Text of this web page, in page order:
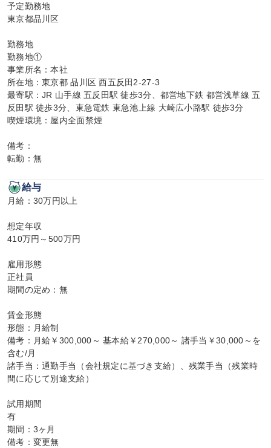
予定勤務地
東京都品川区
勤務地
勤務地①
事業所名：本社
所在地：東京都 品川区 西五反田2-27-3
最寄駅：JR 山手線 五反田駅 徒歩3分、都営地下鉄 都営浅草線 五
反田駅 徒歩3分、東急電鉄 東急池上線 大崎広小路駅 徒歩3分
喫煙環境：屋内全面禁煙
備考：
転勤：無
給与
月給：30万円以上
想定年収
410万円～500万円
雇用形態
正社員
期間の定め：無
賃金形態
形態：月給制
備考：月給￥300,000～ 基本給￥270,000～ 諸手当￥30,000～を
含む/月
諸手当：通勤手当（会社規定に基づき支給）、残業手当（残業時
間に応じて別途支給）
試用期間
有
期間：3ヶ月
備考：変更無